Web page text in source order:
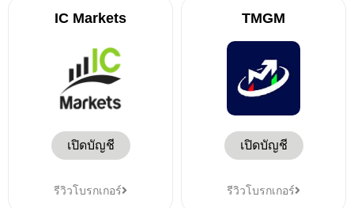
IC Markets
เปิดบัญชี
รีวิวโบรกเกอร์
TMGM
เปิดบัญชี
รีวิวโบรกเกอร์